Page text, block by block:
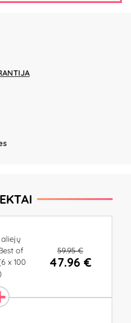
of
x 100
59.95 €
47.96 €